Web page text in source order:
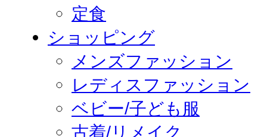
定食
ショッピング
メンズファッション
レディスファッション
ベビー/子ども服
古着/リメイク